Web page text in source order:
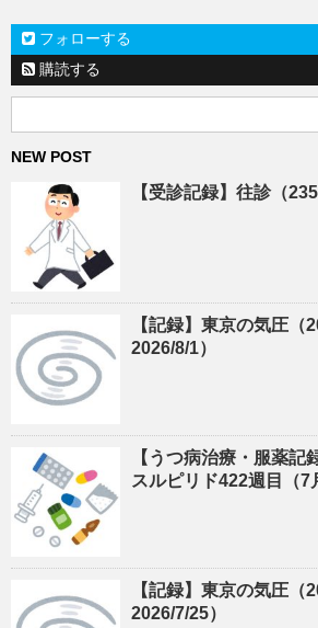
フォローする
購読する
NEW POST
【受診記録】往診（235
【記録】東京の気圧（
2026/8/1）
【うつ病治療・服薬記
スルピリド422週目（7
【記録】東京の気圧（
2026/7/25）